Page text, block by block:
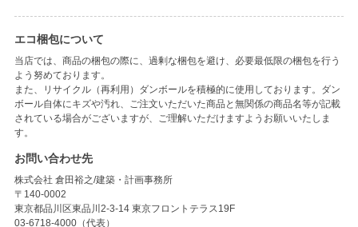
エコ梱包について
当店では、商品の梱包の際に、過剰な梱包を避け、必要最低限の梱包を行う
よう努めております。
また、リサイクル（再利用）ダンボールを積極的に使用しております。ダン
ボール自体にキズや汚れ、ご注文いただいた商品と無関係の商品名等が記載
されている場合がございますが、ご理解いただけますようお願いいたしま
す。
お問い合わせ先
株式会社 倉田裕之/建築・計画事務所
〒140-0002
東京都品川区東品川2-3-14 東京フロントテラス19F
03-6718-4000（代表）